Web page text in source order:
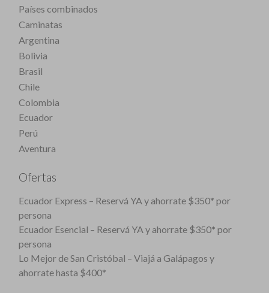
Países combinados
Caminatas
Argentina
Bolivia
Brasil
Chile
Colombia
Ecuador
Perú
Aventura
Ofertas
Ecuador Express – Reservá YA y ahorrate $350* por
persona
Ecuador Esencial – Reservá YA y ahorrate $350* por
persona
Lo Mejor de San Cristóbal – Viajá a Galápagos y
ahorrate hasta $400*